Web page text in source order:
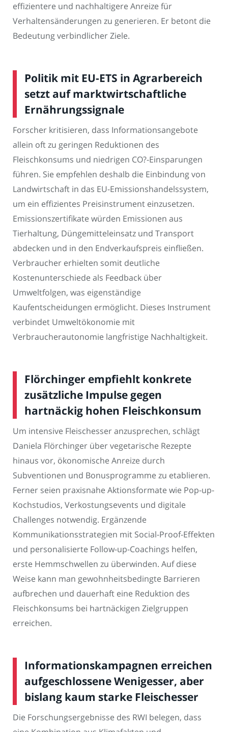
effizientere und nachhaltigere Anreize für
Verhaltensänderungen zu generieren. Er betont die
Bedeutung verbindlicher Ziele.
Politik mit EU-ETS in Agrarbereich
setzt auf marktwirtschaftliche
Ernährungssignale
Forscher kritisieren, dass Informationsangebote
allein oft zu geringen Reduktionen des
Fleischkonsums und niedrigen CO?-Einsparungen
führen. Sie empfehlen deshalb die Einbindung von
Landwirtschaft in das EU-Emissionshandelssystem,
um ein effizientes Preisinstrument einzusetzen.
Emissionszertifikate würden Emissionen aus
Tierhaltung, Düngemitteleinsatz und Transport
abdecken und in den Endverkaufspreis einfließen.
Verbraucher erhielten somit deutliche
Kostenunterschiede als Feedback über
Umweltfolgen, was eigenständige
Kaufentscheidungen ermöglicht. Dieses Instrument
verbindet Umweltökonomie mit
Verbraucherautonomie langfristige Nachhaltigkeit.
Flörchinger empfiehlt konkrete
zusätzliche Impulse gegen
hartnäckig hohen Fleischkonsum
Um intensive Fleischesser anzusprechen, schlägt
Daniela Flörchinger über vegetarische Rezepte
hinaus vor, ökonomische Anreize durch
Subventionen und Bonusprogramme zu etablieren.
Ferner seien praxisnahe Aktionsformate wie Pop-up-
Kochstudios, Verkostungsevents und digitale
Challenges notwendig. Ergänzende
Kommunikationsstrategien mit Social-Proof-Effekten
und personalisierte Follow-up-Coachings helfen,
erste Hemmschwellen zu überwinden. Auf diese
Weise kann man gewohnheitsbedingte Barrieren
aufbrechen und dauerhaft eine Reduktion des
Fleischkonsums bei hartnäckigen Zielgruppen
erreichen.
Informationskampagnen erreichen
aufgeschlossene Wenigesser, aber
bislang kaum starke Fleischesser
Die Forschungsergebnisse des RWI belegen, dass